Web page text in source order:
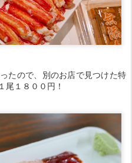
たので、別のお店で見つけた特
尾１８００円！